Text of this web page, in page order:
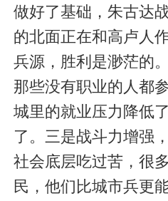
做好了基础，朱古达
的北面正在和高卢人
兵源，胜利是渺茫的
那些没有职业的人都
城里的就业压力降低
了。三是战斗力增强
社会底层吃过苦，很
民，他们比城市兵更